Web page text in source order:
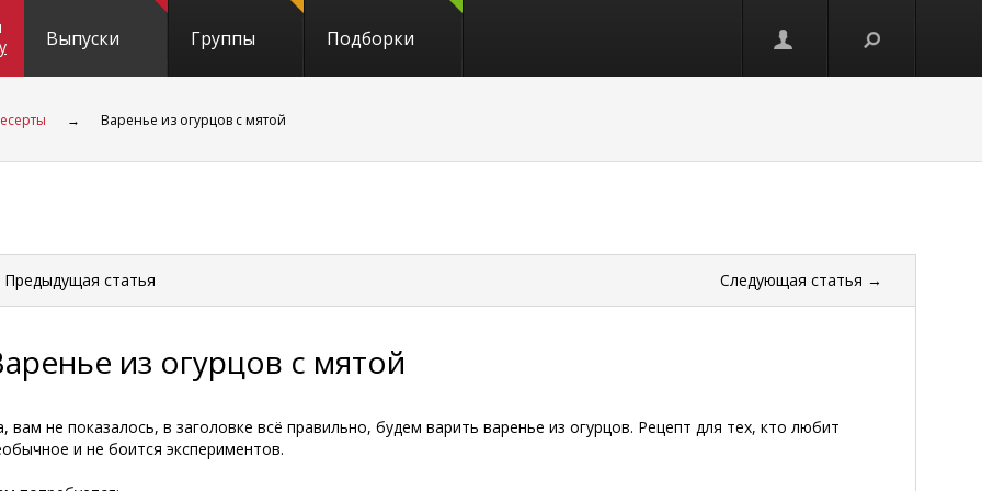
Выпуски Группы Подборки
→ Варенье из огурцов с мятой
статья Следующая статья →
из огурцов с мятой
вам не показалось, в заголовке всё правильно, будем варить варенье из огурцов. Рецепт для тех, кто любит
и не боится экспериментов.